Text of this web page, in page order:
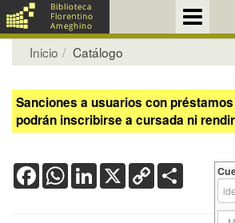
Inicio Catálogo
Sanciones a usuarios con
podrán inscribirse a cursada ni
FacebookWhatsApp
LinkedIn
X Copy
Link